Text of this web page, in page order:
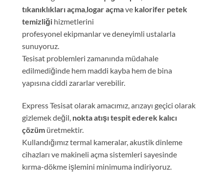
tıkanıklıkları açma,logar açmave kalorifer petek
temizliği hizmetlerini
profesyonel ekipmanlar ve deneyimli ustalarla
sunuyoruz.
Tesisat problemleri zamanında müdahale
edilmediğinde hem maddi kayba hem de bina
yapısına ciddi zararlar verebilir.
Express Tesisat olarak amacımız, arızayı geçici olarak
gizlemek değil, nokta atışı tespit ederek kalıcı
çözüm üretmektir.
Kullandığımız termal kameralar, akustik dinleme
cihazları ve makineli açma sistemleri sayesinde
kırma-dökme işlemini minimuma indiriyoruz.